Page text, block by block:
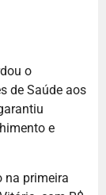
o
de Saúde aos
e
na primeira